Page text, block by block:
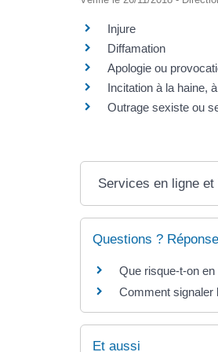
Injure
Diffamation
Apologie ou
Incitation à la haine,
Outrage sexiste ou
Services en ligne
Questions ?
Que risque-t-on
Comment signaler
Et aussi